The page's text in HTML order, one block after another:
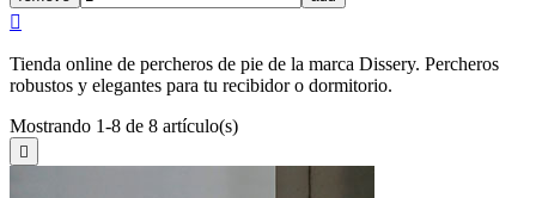

Tienda online de percheros de pie de la marca Dissery. Percheros
robustos y elegantes para tu recibidor o dormitorio.
Mostrando 1-8 de 8 artículo(s)
